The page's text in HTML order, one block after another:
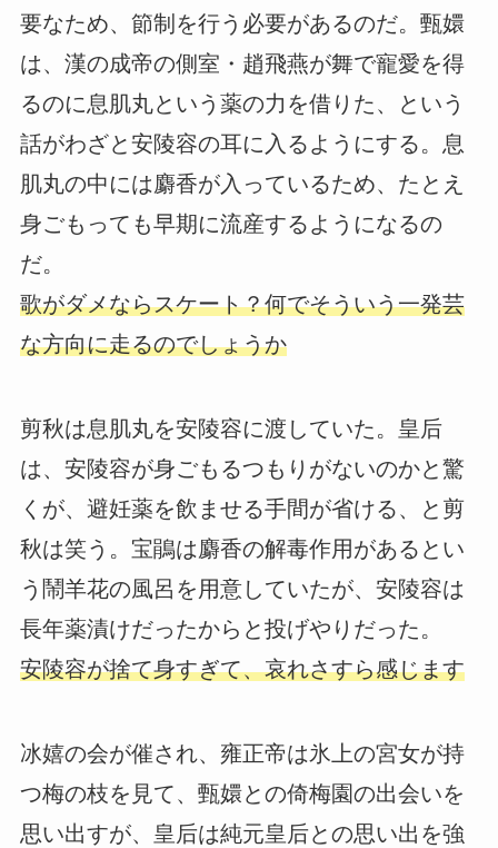
要なため、節制を行う必要があるのだ。甄嬛
は、漢の成帝の側室・趙飛燕が舞で寵愛を得
るのに息肌丸という薬の力を借りた、という
話がわざと安陵容の耳に入るようにする。息
肌丸の中には麝香が入っているため、たとえ
身ごもっても早期に流産するようになるの
だ。
歌がダメならスケート？何でそういう一発芸
な方向に走るのでしょうか
剪秋は息肌丸を安陵容に渡していた。皇后
は、安陵容が身ごもるつもりがないのかと驚
くが、避妊薬を飲ませる手間が省ける、と剪
秋は笑う。宝鵑は麝香の解毒作用があるとい
う鬧羊花の風呂を用意していたが、安陵容は
長年薬漬けだったからと投げやりだった。
安陵容が捨て身すぎて、哀れさすら感じます
冰嬉の会が催され、雍正帝は氷上の宮女が持
つ梅の枝を見て、甄嬛との倚梅園の出会いを
思い出すが、皇后は純元皇后との思い出を強